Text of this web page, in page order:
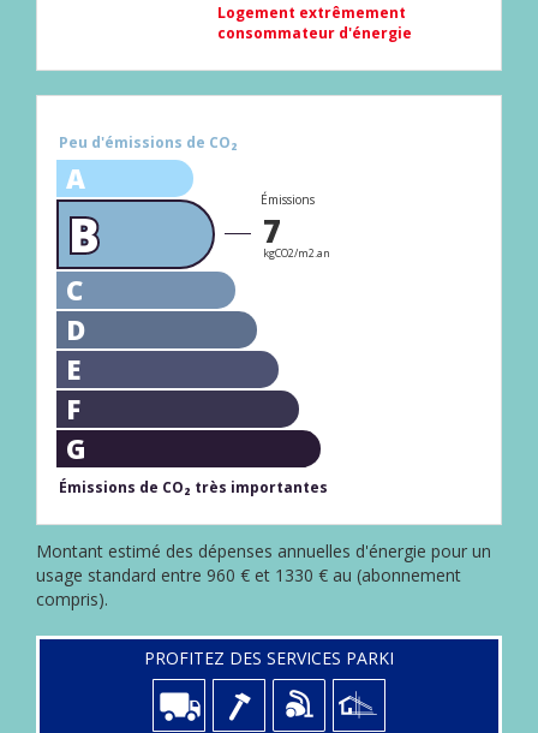
Logement extrêmement
consommateur d'énergie
Peu d'émissions de CO₂
A
Émissions
7
kgCO2/m2.an
B
C
D
E
F
G
Émissions de CO₂ très importantes
Montant estimé des dépenses annuelles d'énergie pour un
usage standard entre 960 € et 1330 € au (abonnement
compris).
PROFITEZ DES SERVICES PARKI